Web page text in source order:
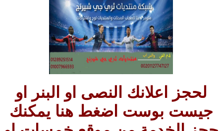
لحجز اعلانك النصى او البنر او
جيست بوست اضغط هنا يمكنك